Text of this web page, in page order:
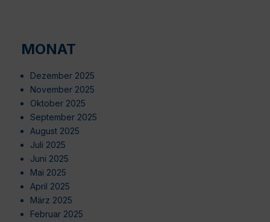
MONAT
Dezember 2025
November 2025
Oktober 2025
September 2025
August 2025
Juli 2025
Juni 2025
Mai 2025
April 2025
März 2025
Februar 2025